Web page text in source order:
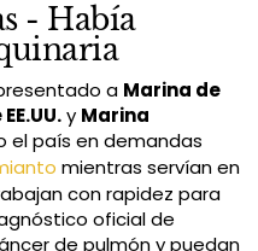
- Había
a Marina de
y Marina
el país en demandas
mientras servían en
con rapidez para
oficial de
de pulmón y puedan